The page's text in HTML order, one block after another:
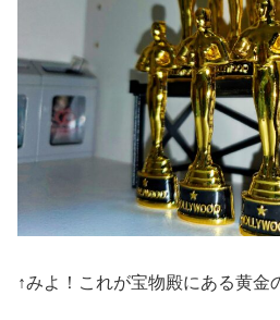
↑みよ！これが宝物殿にある黄金